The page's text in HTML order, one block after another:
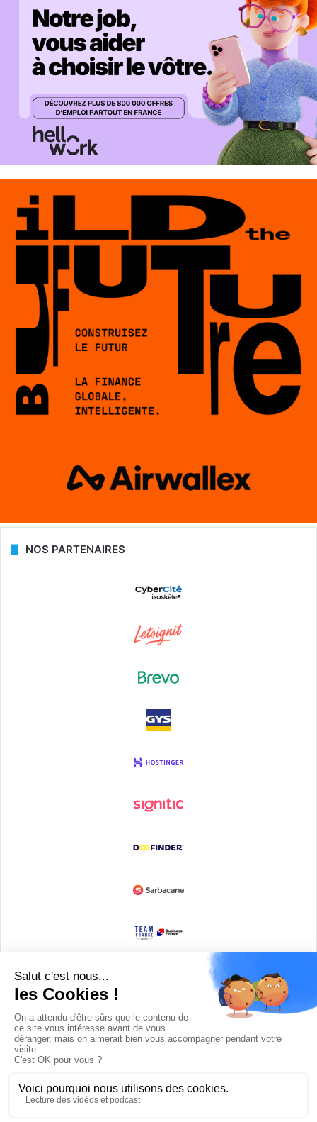
NOS PARTENAIRES
Devenir partenaire
© Copyright 2008 / 2026,DECODE MEDIA, The Innovation Media
Company.All Rights Reserved